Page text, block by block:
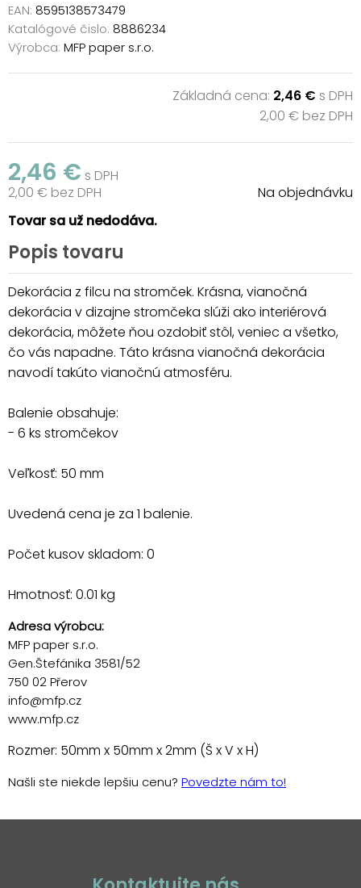
EAN: 8595138573479
Katalógové čislo: 8886234
Výrobca: MFP paper s.r.o.
Základná cena: 2,46 € s DPH
2,00 € bez DPH
2,46 € s DPH
2,00 € bez DPH
Na objednávku
Tovar sa už nedodáva.
Popis tovaru
Dekorácia z filcu na stromček. Krásna, vianočná
dekorácia v dizajne stromčeka slúži ako interiérová
dekorácia, môžete ňou ozdobiť stôl, veniec a všetko,
čo vás napadne. Táto krásna vianočná dekorácia
navodí takúto vianočnú atmosféru.
Balenie obsahuje:
- 6 ks stromčekov
Veľkosť: 50 mm
Uvedená cena je za 1 balenie.
Počet kusov skladom: 0
Hmotnosť: 0.01 kg
Adresa výrobcu:
MFP paper s.r.o.
Gen.Štefánika 3581/52
750 02 Přerov
info@mfp.cz
www.mfp.cz
Rozmer: 50mm x 50mm x 2mm (Š x V x H)
Našli ste niekde lepšiu cenu? Povedzte nám to!